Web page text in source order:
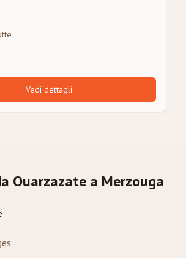
Vedi dettagli
Ouarzazate a Merzouga